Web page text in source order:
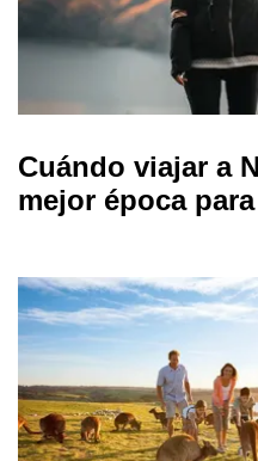
Cuándo viajar a
mejor época